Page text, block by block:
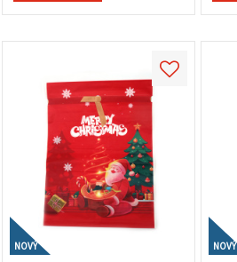
NOVÝ NOVÝ